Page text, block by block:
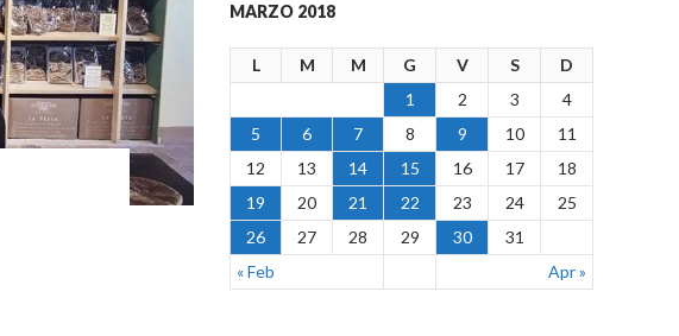
MARZO 2018
L M M G V S D
« Feb Apr »
1 2 3
4
5
6 7 8 9 10
11
12
13 14 15 16 17
18
19
20 21 22 23 24
25
26
27 28 29 30 31